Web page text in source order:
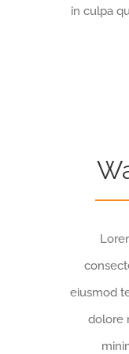
in culpa
eiusmod
dolore